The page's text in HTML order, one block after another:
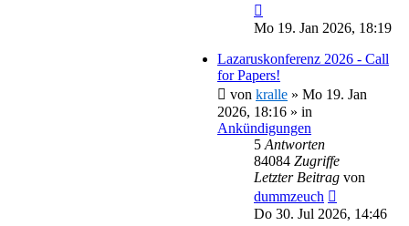
Mo 19. Jan 2026, 18:19
Lazaruskonferenz 2026 - Call
for Papers!
von kralle » Mo 19. Jan
2026, 18:16 » in
Ankündigungen
5 Antworten
84084 Zugriffe
Letzter Beitrag von
dummzeuch
Do 30. Jul 2026, 14:46